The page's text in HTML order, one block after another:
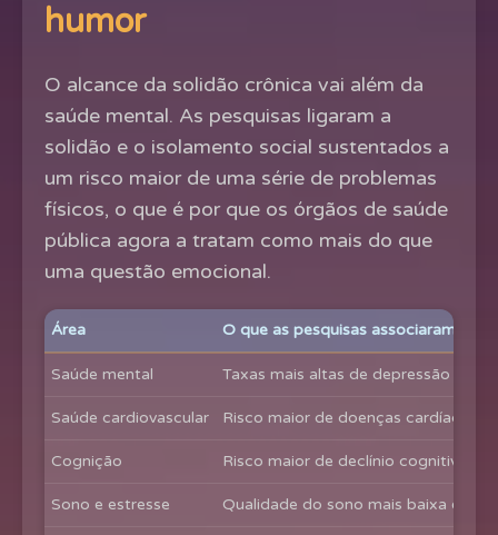
humor
O alcance da solidão crônica vai além da
saúde mental. As pesquisas ligaram a
solidão e o isolamento social sustentados a
um risco maior de uma série de problemas
físicos, o que é por que os órgãos de saúde
pública agora a tratam como mais do que
uma questão emocional.
Área O que as pesquisas associaram à
Saúde mental Taxas mais altas de depressão e
Saúde cardiovascular Risco maior de doenças cardíacas e
Cognição Risco maior de declínio cognitivo na
Sono e estresse Qualidade do sono mais baixa e